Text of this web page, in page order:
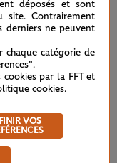
déposés et sont
site. Contrairement
derniers ne peuvent
chaque catégorie de
par la FFT et
cookies.
VOS